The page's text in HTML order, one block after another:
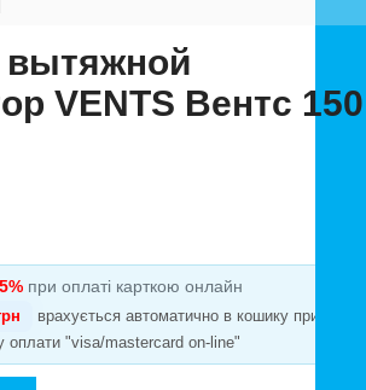
VENTS Вентс 150
при оплаті карткою онлайн
врахується автоматично в кошику при
оплати "visa/mastercard on-line"